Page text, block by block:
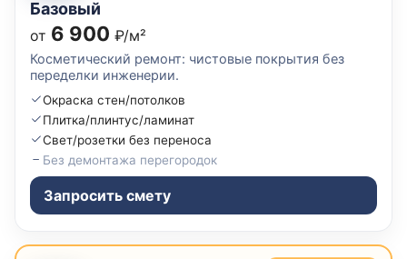
Базовый
от 6 900 ₽/м²
Косметический ремонт: чистовые покрытия без
переделки инженерии.
Окраска стен/потолков
Плитка/плинтус/ламинат
Свет/розетки без переноса
Без демонтажа перегородок
Запросить смету